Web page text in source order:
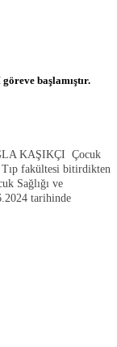
başlamıştır.
KAŞIKÇI Çocuk
Tıp fakültesi bitirdikten
Sağlığı ve
tarihinde